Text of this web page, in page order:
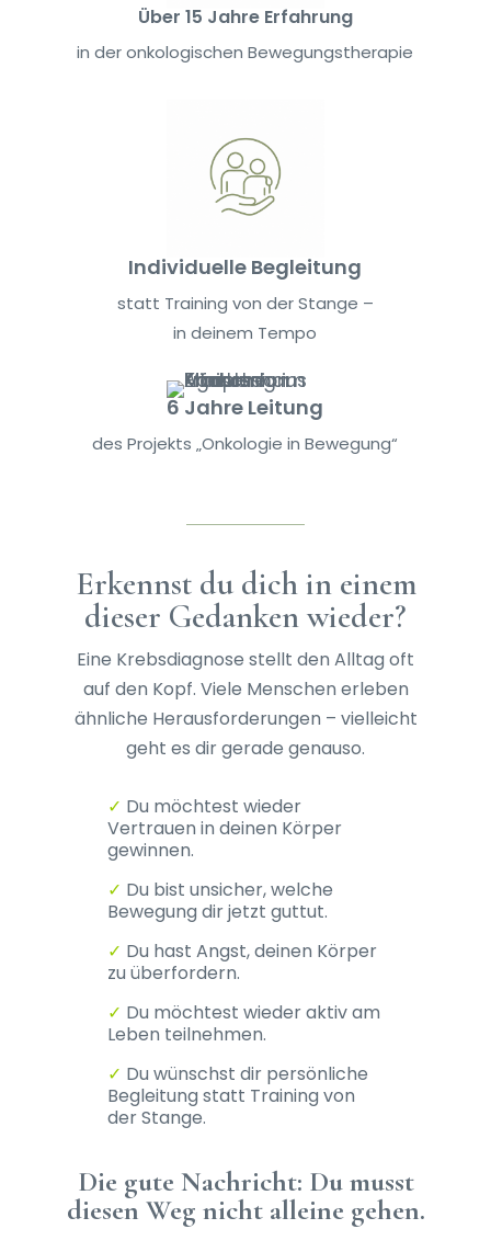
Über 15 Jahre Erfahrung
in der onkologischen Bewegungstherapie
Individuelle Begleitung
statt Training von der Stange –
in deinem Tempo
6 Jahre Leitung
des Projekts „Onkologie in Bewegung“
Erkennst du dich in einem
dieser Gedanken wieder?
Eine Krebsdiagnose stellt den Alltag oft
auf den Kopf. Viele Menschen erleben
ähnliche Herausforderungen – vielleicht
geht es dir gerade genauso.
✓ Du möchtest wieder
Vertrauen in deinen Körper
gewinnen.
✓ Du bist unsicher, welche
Bewegung dir jetzt guttut.
✓ Du hast Angst, deinen Körper
zu überfordern.
✓ Du möchtest wieder aktiv am
Leben teilnehmen.
✓ Du wünschst dir persönliche
Begleitung statt Training von
der Stange.
Die gute Nachricht: Du musst
diesen Weg nicht alleine gehen.